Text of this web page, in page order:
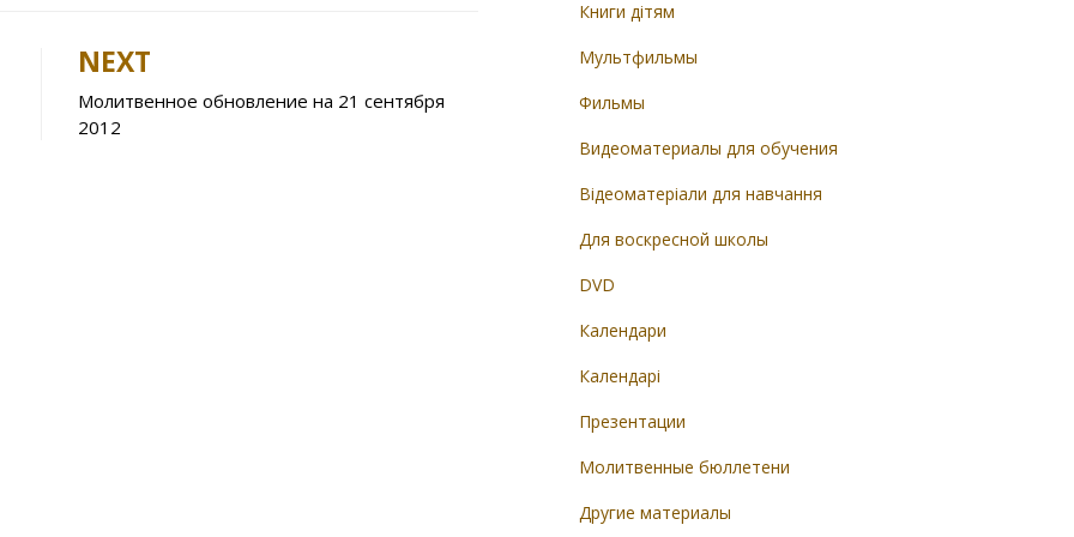
e
NEXT
Молитвенное обновление на 21 сентября
2012
Книги дітям
Мультфильмы
Фильмы
Видеоматериалы для обучения
Відеоматеріали для навчання
Для воскресной школы
DVD
Календари
Календарі
Презентации
Молитвенные бюллетени
Другие материалы